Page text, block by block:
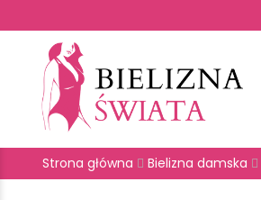
Strona główna Bielizna damska